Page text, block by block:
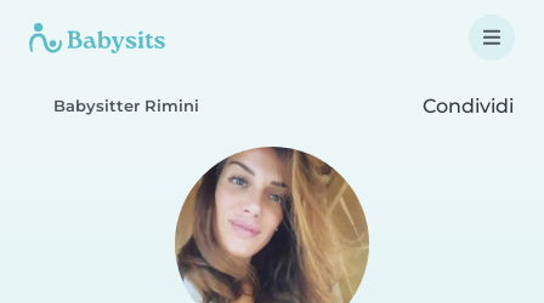
Babysitter Rimini Condividi